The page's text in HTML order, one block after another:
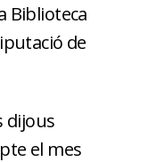
Biblioteca
de
dijous
el mes